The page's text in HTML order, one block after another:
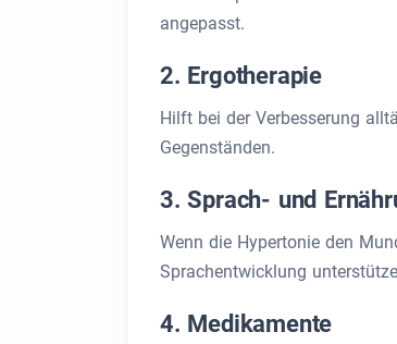
angepasst.
2. Ergotherapie
Hilft bei der Verbesserung
Gegenständen.
3. Sprach- und
Wenn die Hypertonie den
Sprachentwicklung
4. Medikamente